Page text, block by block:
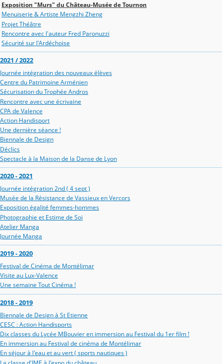
Exposition "Murs" du Château-Musée de Tournon
Menuiserie & Artiste Mengzhi Zheng
Projet Théâtre
Rencontre avec l'auteur Fred Paronuzzi
Sécurité sur l'Ardéchoise
2021 / 2022
Journée intégration des nouveaux élèves
Centre du Patrimoine Arménien
Sécurisation du Trophée Andros
Rencontre avec une écrivaine
CPA de Valence
Action Handisport
Une dernière séance !
Biennale de Design
Déclics
Spectacle à la Maison de la Danse de Lyon
2020 - 2021
Journée intégration 2nd ( 4 sept )
Musée de la Résistance de Vassieux en Vercors
Exposition égalité femmes-hommes
Photographie et Estime de Soi
Atelier Manga
Journée Manga
2019 - 2020
Festival de Cinéma de Montélimar
Visite au Lux-Valence
Une semaine Tout Cinéma !
2018 - 2019
Biennale de Design à St Etienne
CESC : Action Handisports
Dix classes du Lycée MBouvier en immersion au Festival du 1er film !
En immersion au Festival de cinéma de Montélimar
En séjour à l'eau et au vert ( sports nautiques )